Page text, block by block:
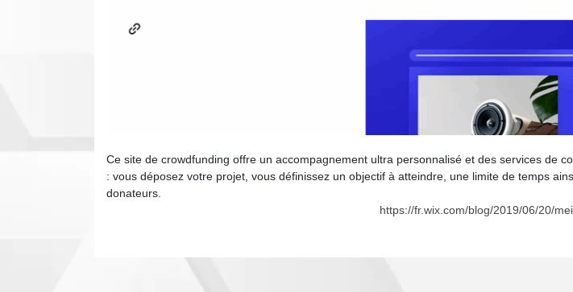
Ce site de crowdfunding offre un accompagnement ultra personnalisé et des services de
: vous déposez votre projet, vous définissez un objectif à atteindre, une limite de temps
donateurs.
https://fr.wix.com/blog/2019/06/20/